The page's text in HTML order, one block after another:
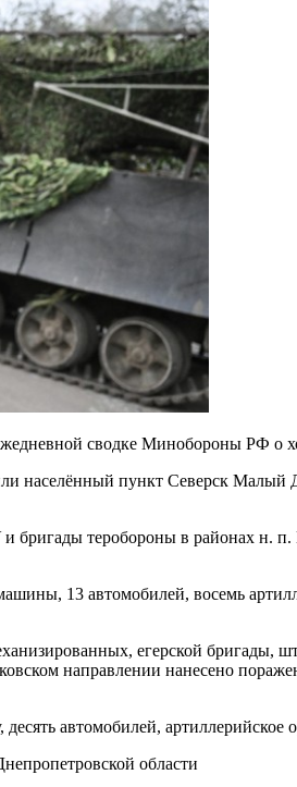
сводке Минобороны РФ о
населённый пункт Северск
теробороны в районах н.
13 автомобилей, восемь
егерской бригады,
направлении нанесено
автомобилей, артиллерийское
области